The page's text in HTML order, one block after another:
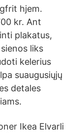
hjem.
kr. Ant
plakatus,
liks
kelerius
suaugusiųjų
detales
Ikea Elvarli